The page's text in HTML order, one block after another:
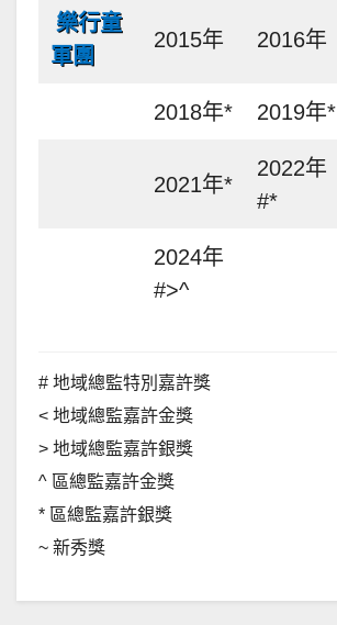
樂行童
軍團
2015年 2016年
2018年* 2019年*
2021年*
2022年
#*
2024年
#>^
# 地域總監特別嘉許獎
< 地域總監嘉許金獎
> 地域總監嘉許銀獎
^ 區總監嘉許金獎
* 區總監嘉許銀獎
~ 新秀獎